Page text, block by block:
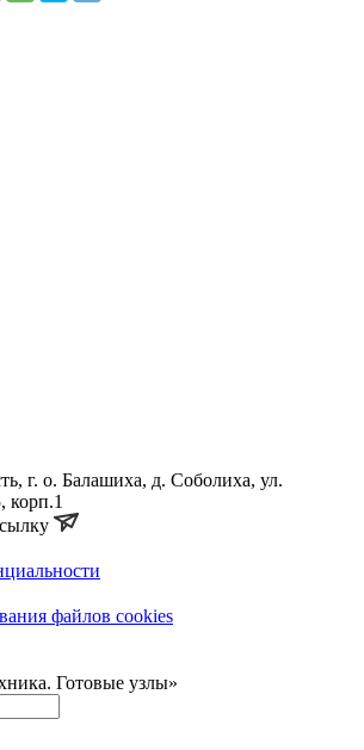
г. о. Балашиха, д. Соболиха, ул.
корп.1
файлов cookies
Готовые узлы»